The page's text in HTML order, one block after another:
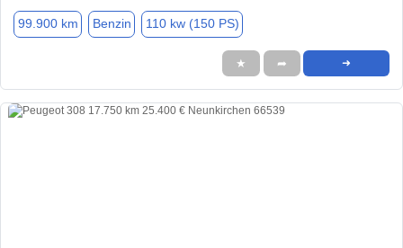
99.900 km Benzin 110 kw (150 PS)
★ ➦ ➜